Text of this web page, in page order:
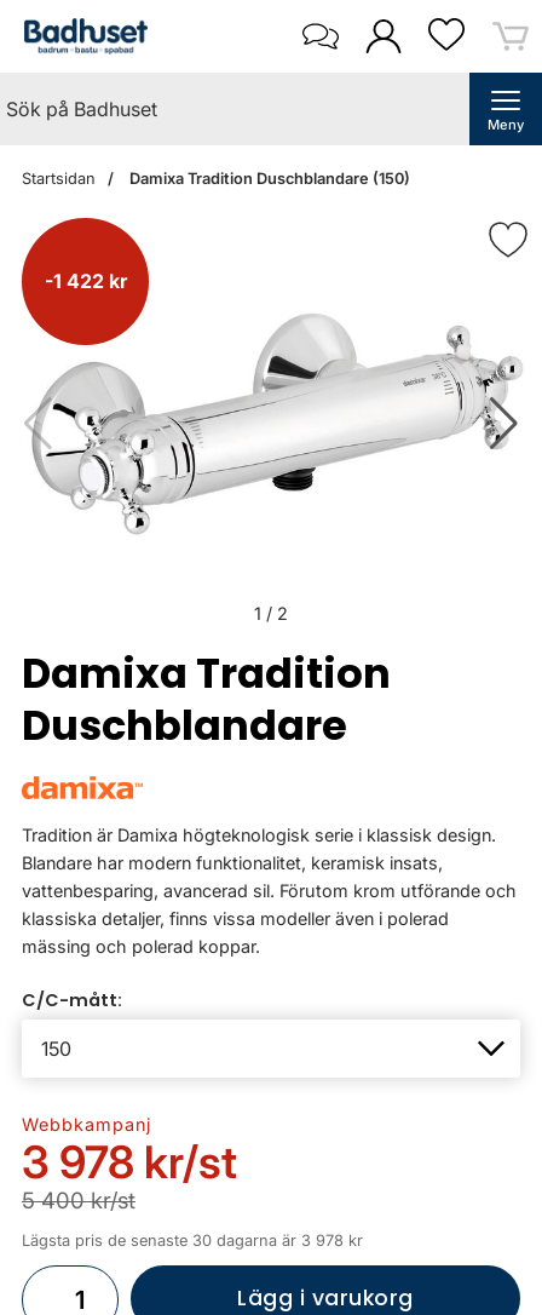
Meny
Startsidan Damixa Tradition Duschblandare (150)
-1 422 kr
1 / 2
Damixa Tradition
Duschblandare
Tradition är Damixa högteknologisk serie i klassisk design.
Blandare har modern funktionalitet, keramisk insats,
vattenbesparing, avancerad sil. Förutom krom utförande och
klassiska detaljer, finns vissa modeller även i polerad
mässing och polerad koppar.
C/C-mått:
Webbkampanj
3 978 kr/st
5 400 kr/st
Lägsta pris de senaste 30 dagarna är 3 978 kr
Lägg i varukorg